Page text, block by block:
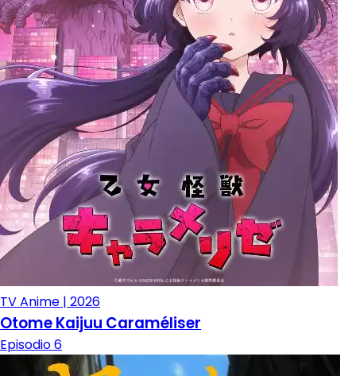
TV Anime | 2026
Otome Kaijuu Caraméliser
Episodio 6